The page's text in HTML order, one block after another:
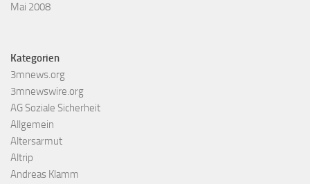
Mai 2008
Kategorien
3mnews.org
3mnewswire.org
AG Soziale Sicherheit
Allgemein
Altersarmut
Altrip
Andreas Klamm